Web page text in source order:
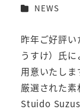
カテゴリー
NEWS
昨年ご好評
うすけ）氏
用意いたしま
厳選された素
Stuido